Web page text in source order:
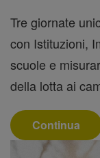
Tre giornate
con Istituzioni,
scuole e
della lotta ai
Continua